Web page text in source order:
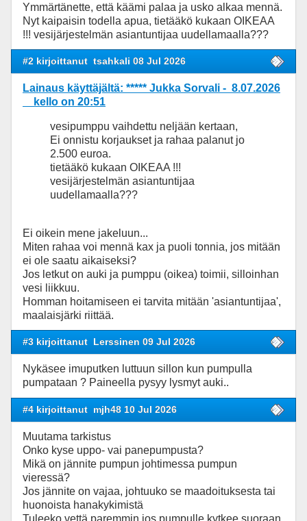
Ymmärtänette, että käämi palaa ja usko alkaa mennä.
Nyt kaipaisin todella apua, tietääkö kukaan OIKEAA
!!! vesijärjestelmän asiantuntijaa uudellamaalla???
#2 kirjoittanut tsahkali 08 Jul 2026
Lainaus käyttäjältä: ***** Jukka Sorvali - 8.07.2026
kello on 20:51
vesipumppu vaihdettu neljään kertaan,
Ei onnistu korjaukset ja rahaa palanut jo
2.500 euroa.
tietääkö kukaan OIKEAA !!!
vesijärjestelmän asiantuntijaa
uudellamaalla???
Ei oikein mene jakeluun...
Miten rahaa voi mennä kax ja puoli tonnia, jos mitään
ei ole saatu aikaiseksi?
Jos letkut on auki ja pumppu (oikea) toimii, silloinhan
vesi liikkuu.
Homman hoitamiseen ei tarvita mitään 'asiantuntijaa',
maalaisjärki riittää.
#3 kirjoittanut Lerssinen 09 Jul 2026
Nykäsee imuputken luttuun sillon kun pumpulla
pumpataan ? Paineella pysyy lysmyt auki..
#4 kirjoittanut mjh48 10 Jul 2026
Muutama tarkistus
Onko kyse uppo- vai panepumpusta?
Mikä on jännite pumpun johtimessa pumpun
vieressä?
Jos jännite on vajaa, johtuuko se maadoituksesta tai
huonoista hanakykimistä
Tuleeko vettä paremmin jos pumpulle kytkee suoraan